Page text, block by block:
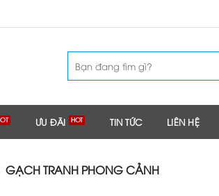
kiếm:
ƯU ĐÃI TIN TỨC LIÊN HỆ
GẠCH TRANH PHONG CẢNH